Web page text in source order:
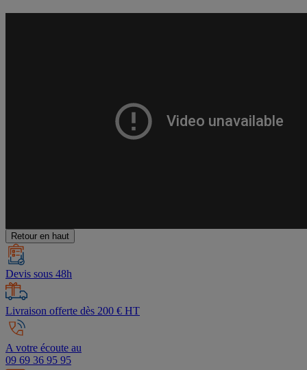
Retour en haut
Devis sous 48h
Livraison offerte dès 200 € HT
A votre écoute au
09 69 36 95 95